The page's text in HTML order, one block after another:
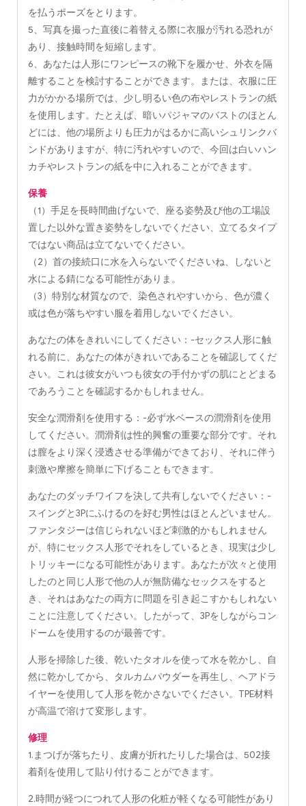
を払うポーズをとります。
5、写真を撮った直後に着替える際に衣服が汚れる恐れが
あり、接触時間を短縮します。
6、あなたは人形にワンピースの靴下を履かせ、外衣を隔
離することを検討することができます。または、衣服に圧
力がかかる場所では、少し明るい色の布やレストランの紙
を使用します。たとえば、暗いパジャマのバストのほとん
どには、他の場所よりも圧力がはるかに高いシュリンクバ
ンドがありますが、特に汚れやすいので、今回は白いハン
カチやレストランの紙を中に入れることができます。
保養
（1）手足を長時間曲げないで、座る姿勢及び他の工場設
置した以外な置き姿勢をしないでください、立てるタイプ
ではない商品は立てないでください。
（2）首の接続口に水を入らないでくださいね、しないと
水による錆になる可能性がありま。
（3）特別な材質なので、染色されやすいから、色が濃く
或は色が落ちやすい服を着用しないでください。
あなたの体をきれいにしてください：-セックス人形に触
れる前に、あなたの体がきれいであることを確認してくだ
さい。これは彼女がいつも彼女の手付かずの肌にとどまる
であろうことを確認するかもしれません。
安全な潤滑剤を使用する：-必ず水ベースの潤滑剤を使用
してください。潤滑剤は性的興奮の重要な部分です。それ
は膣をより深く浸透させる準備ができており、それに伴う
刺激や摩擦を簡単に下げることもできます。
あなたのダッチワイフを決して共有しないでください：-
スイングと3Pにふけるのを好む男性はほとんどいません。
ファンタジーは信じられないほど刺激的かもしれません
が、特にセックス人形でそれをしているとき、現実は少し
トリッキーになる可能性があります。あなたが次々と使用
したのと同じ人形で他の人が無防備なセックスをすると
き、それはあなたの両方に問題を引き起こすかもしれない
ことに注意してください。したがって、3Pをしながらコン
ドームを使用するのが最善です。
人形を掃除した後、乾いたタオルを使って水を乾かし、自
然に乾かしてから、タルカムパウダーを再生し、ヘアドラ
イヤーを使用して人形を乾かさないでください。TPE材料
が高温で溶けて変形します。
修理
1.まつげが落ちたり、皮膚が折れたりした場合は、502接
着剤を使用して貼り付けることができます。
2.時間が経つにつれて人形の化粧が軽くなる可能性があり